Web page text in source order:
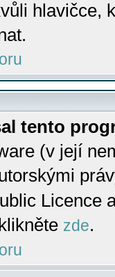
hlavičce,
tento
(v její
Licence
zde.